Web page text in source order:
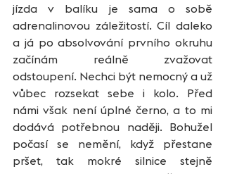
jízda v balíku je sama o sobě
adrenalinovou záležitostí. Cíl daleko
a já po absolvování prvního okruhu
začínám reálně zvažovat
odstoupení. Nechci být nemocný a už
vůbec rozsekat sebe i kolo. Před
námi však není úplné černo, a to mi
dodává potřebnou naději. Bohužel
počasí se nemění, když přestane
pršet, tak mokré silnice stejně